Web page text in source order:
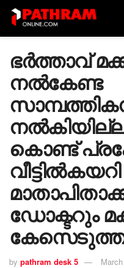
ഭർത്താവ്
നൽകേണ്ട
കൊണ്ട്
ഡോക്ടറും
by pathram desk 5